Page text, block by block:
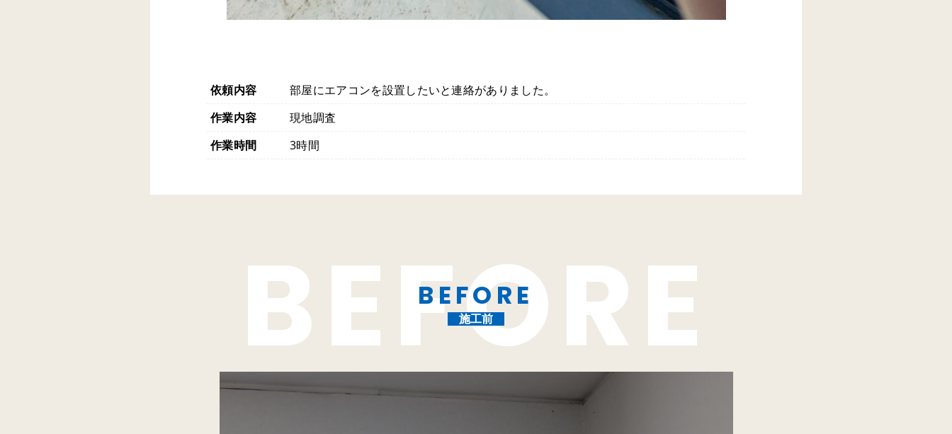
依頼内容
部屋にエアコンを設置したいと連絡がありました。
作業内容
現地調査
作業時間
3時間
BEFORE
施工前